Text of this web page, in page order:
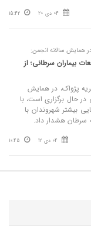
04 دی 20 15:42
همایش سالانه انجمن:
بیماران سرطانی؛ از
پژواک، در همایش
در حال برگزاری است، با
بیشتر شهروندان با
سرطان هشدار داد.
04 دی 12 10:45